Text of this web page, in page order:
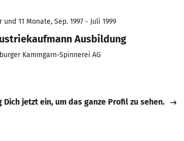
und 11 Monate, Sep. 1997 - Juli 1999
Ausbildung
Kammgarn-Spinnerei AG
Dich jetzt ein, um das ganze Profil zu sehen.